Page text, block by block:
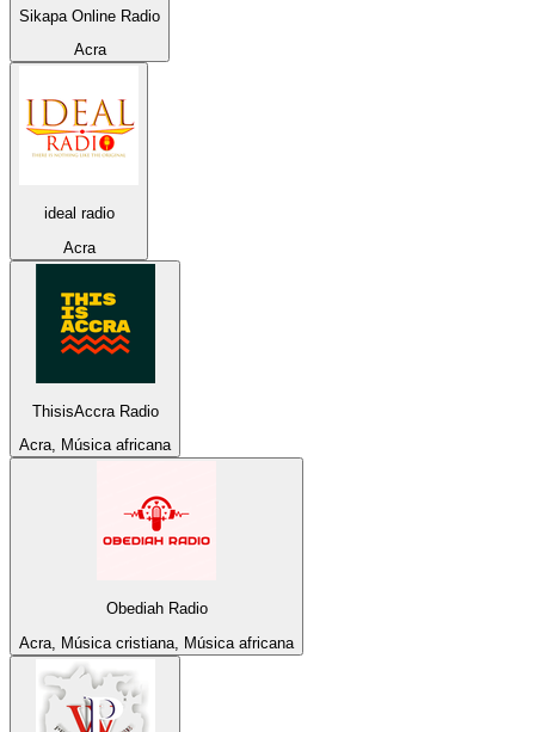
Sikapa Online Radio
Acra
ideal radio
Acra
ThisisAccra Radio
Acra, Música africana
Obediah Radio
Acra, Música cristiana, Música africana